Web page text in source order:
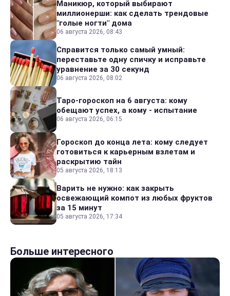
Маникюр, который выбирают
миллионерши: как сделать трендовые
"голые ногти" дома
06 августа 2026, 08:43
Справится только самый умный:
переставьте одну спичку и исправьте
уравнение за 30 секунд
06 августа 2026, 08:02
Таро-гороскоп на 6 августа: кому
обещают успех, а кому - испытание
06 августа 2026, 06:15
Гороскоп до конца лета: кому следует
готовиться к карьерным взлетам и
раскрытию тайн
05 августа 2026, 18:13
Варить не нужно: как закрыть
освежающий компот из любых фруктов
за 15 минут
05 августа 2026, 17:34
Больше интересного